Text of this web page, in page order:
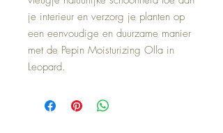
je interieur en verzorg je planten op
een eenvoudige en duurzame manier
met de Pepin Moisturizing Olla in
Leopard.